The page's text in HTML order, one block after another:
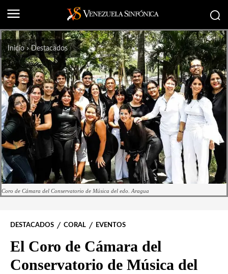
Inicio Destacados
Coro de Cámara del Conservatorio de Música del edo. Aragua
DESTACADOS CORAL EVENTOS
El Coro de Cámara del
Conservatorio de Música del